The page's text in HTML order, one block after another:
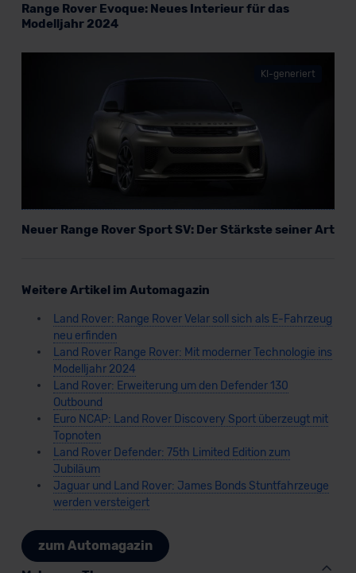
Range Rover Evoque: Neues Interieur für das
Modelljahr 2024
KI-generiert
Neuer Range Rover Sport SV: Der Stärkste seiner Art
Weitere Artikel im Automagazin
Land Rover: Range Rover Velar soll sich als E-Fahrzeug
neu erfinden
Land Rover Range Rover: Mit moderner Technologie ins
Modelljahr 2024
Land Rover: Erweiterung um den Defender 130
Outbound
Euro NCAP: Land Rover Discovery Sport überzeugt mit
Topnoten
Land Rover Defender: 75th Limited Edition zum
Jubiläum
Jaguar und Land Rover: James Bonds Stuntfahrzeuge
werden versteigert
zum Automagazin